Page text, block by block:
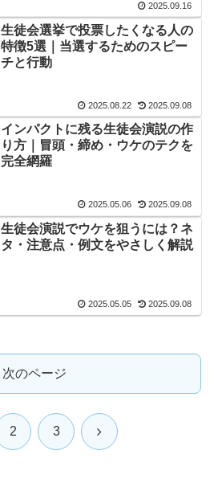
2025.09.16
生徒会選挙で投票したくなる人の
特徴5選｜当選するためのスピー
チと行動
2025.08.22 2025.09.08
インパクトに残る生徒会演説の作
り方｜冒頭・締め・ウケのテクを
完全網羅
2025.05.06 2025.09.08
生徒会演説でウケを狙うには？ネ
タ・注意点・例文をやさしく解説
2025.05.05 2025.09.08
次のページ
2 3 次